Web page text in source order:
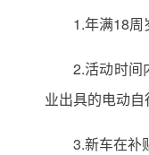
1.年满18
2.活动时间
业出具的电动
3.新车在补